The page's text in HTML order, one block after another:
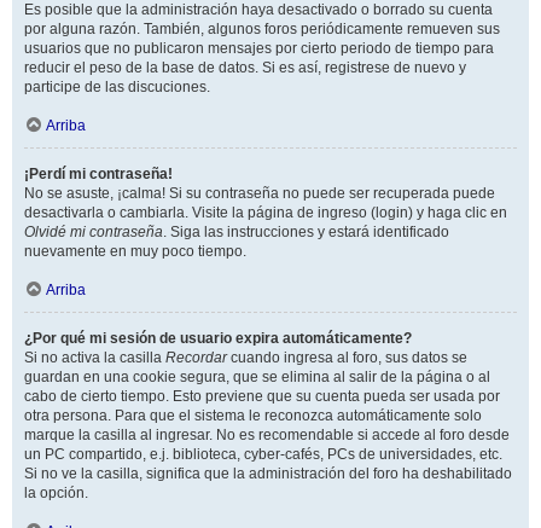
Es posible que la administración haya desactivado o borrado su cuenta
por alguna razón. También, algunos foros periódicamente remueven sus
usuarios que no publicaron mensajes por cierto periodo de tiempo para
reducir el peso de la base de datos. Si es así, registrese de nuevo y
participe de las discuciones.
Arriba
¡Perdí mi contraseña!
No se asuste, ¡calma! Si su contraseña no puede ser recuperada puede
desactivarla o cambiarla. Visite la página de ingreso (login) y haga clic en
Olvidé mi contraseña. Siga las instrucciones y estará identificado
nuevamente en muy poco tiempo.
Arriba
¿Por qué mi sesión de usuario expira automáticamente?
Si no activa la casilla Recordarcuando ingresa al foro, sus datos se
guardan en una cookie segura, que se elimina al salir de la página o al
cabo de cierto tiempo. Esto previene que su cuenta pueda ser usada por
otra persona. Para que el sistema le reconozca automáticamente solo
marque la casilla al ingresar. No es recomendable si accede al foro desde
un PC compartido, e.j. biblioteca, cyber-cafés, PCs de universidades, etc.
Si no ve la casilla, significa que la administración del foro ha deshabilitado
la opción.